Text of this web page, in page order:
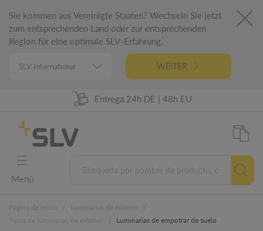
Sie kommen aus Vereinigte Staaten? Wechseln Sie jetzt
zum entsprechenden Land oder zur entsprechenden
Region für eine optimale SLV-Erfahrung.
WEITER
98% de disponibilidad de las mercancías
Entrega 24h DE | 48h EU
5 años de garantía
Ingeniería alemana
Menú
Luminarias de empotrar de suelo